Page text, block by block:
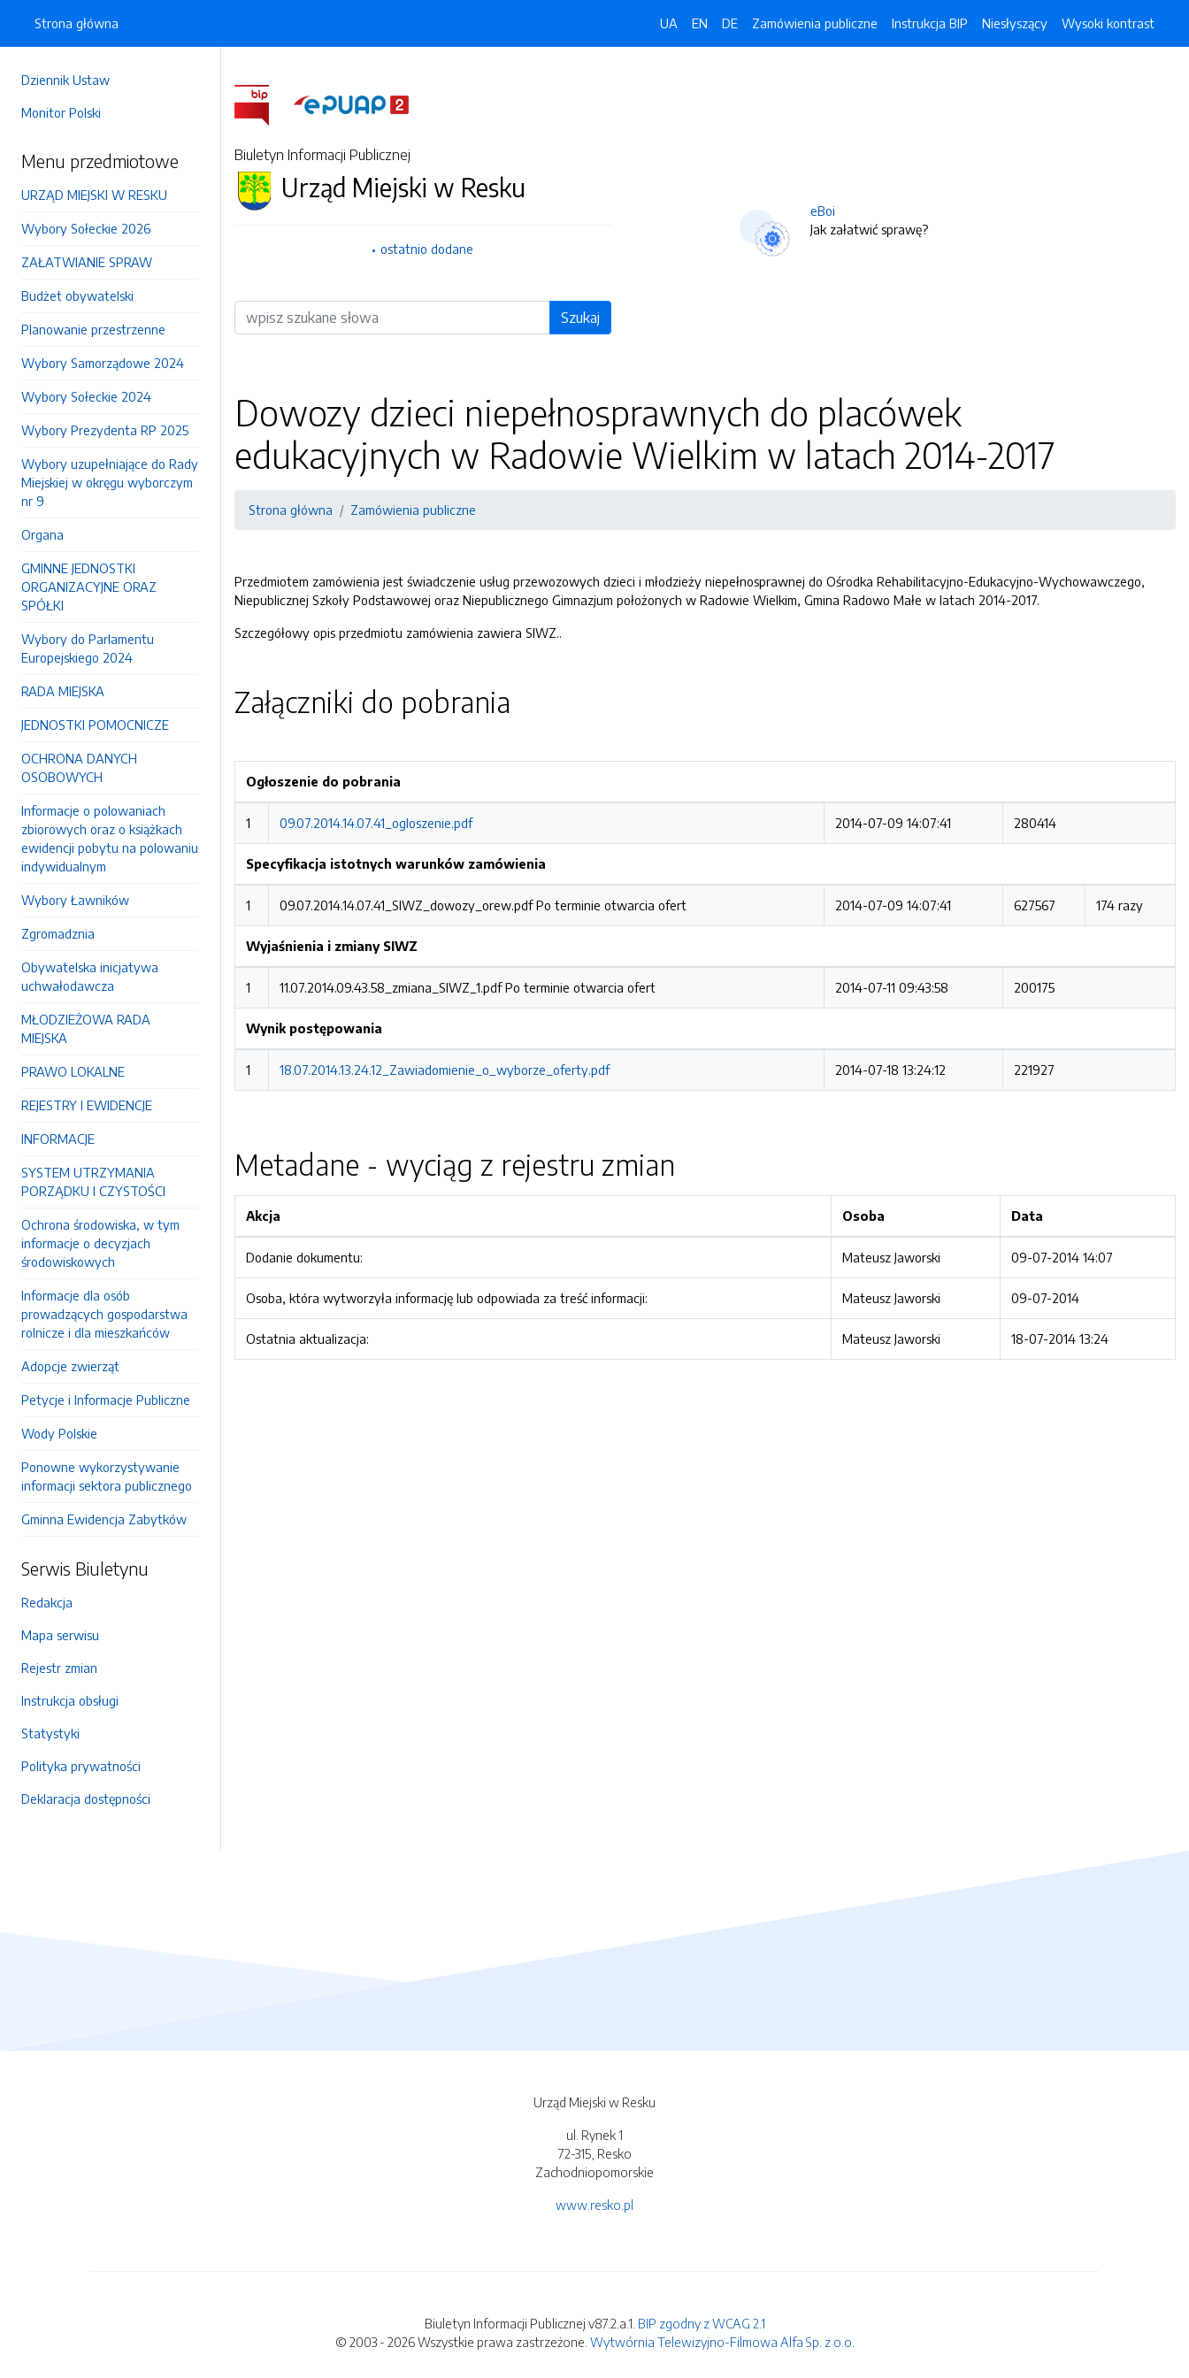
Dziennik Ustaw
Monitor Polski
Menu przedmiotowe
URZĄD MIEJSKI W RESKU
Wybory Sołeckie 2026
ZAŁATWIANIE SPRAW
Budżet obywatelski
Planowanie przestrzenne
Wybory Samorządowe 2024
Wybory Sołeckie 2024
Wybory Prezydenta RP 2025
Wybory uzupełniające do Rady
Miejskiej w okręgu wyborczym
nr 9
Organa
GMINNE JEDNOSTKI
ORGANIZACYJNE ORAZ
SPÓŁKI
Wybory do Parlamentu
Europejskiego 2024
RADA MIEJSKA
JEDNOSTKI POMOCNICZE
OCHRONA DANYCH
OSOBOWYCH
Informacje o polowaniach
zbiorowych oraz o książkach
ewidencji pobytu na polowaniu
indywidualnym
Wybory Ławników
Zgromadznia
Obywatelska inicjatywa
uchwałodawcza
MŁODZIEŻOWA RADA
MIEJSKA
PRAWO LOKALNE
REJESTRY I EWIDENCJE
INFORMACJE
SYSTEM UTRZYMANIA
PORZĄDKU I CZYSTOŚCI
Ochrona środowiska, w tym
informacje o decyzjach
środowiskowych
Informacje dla osób
prowadzących gospodarstwa
rolnicze i dla mieszkańców
Adopcje zwierząt
Petycje i Informacje Publiczne
Wody Polskie
Ponowne wykorzystywanie
informacji sektora publicznego
Gminna Ewidencja Zabytków
Serwis Biuletynu
Redakcja
Mapa serwisu
Rejestr zmian
Instrukcja obsługi
Statystyki
Polityka prywatności
Deklaracja dostępności
Strona główna UA EN DE Zamówienia publiczne Instrukcja BIP Niesłyszący Wysoki kontrast
Biuletyn Informacji Publicznej
Urząd Miejski w Resku
ostatnio dodane
Wyszukiwarka Szukaj
eBoi
Jak załatwić sprawę?
Dowozy dzieci niepełnosprawnych do placówek
edukacyjnych w Radowie Wielkim w latach 2014-2017
Strona główna Zamówienia publiczne
Przedmiotem zamówienia jest świadczenie usług przewozowych dzieci i młodzieży niepełnosprawnej do Ośrodka Rehabilitacyjno-Edukacyjno-Wychowawczego,
Niepublicznej Szkoły Podstawowej oraz Niepublicznego Gimnazjum położonych w Radowie Wielkim, Gmina Radowo Małe w latach 2014-2017.
Szczegółowy opis przedmiotu zamówienia zawiera SIWZ..
Załączniki do pobrania
Ogłoszenie do pobrania
1 09.07.2014.14.07.41_ogloszenie.pdf 2014-07-09 14:07:41 280414
Specyfikacja istotnych warunków zamówienia
1 09.07.2014.14.07.41_SIWZ_dowozy_orew.pdfPo terminie otwarcia ofert 2014-07-09 14:07:41 627567 174 razy
Wyjaśnienia i zmiany SIWZ
1 11.07.2014.09.43.58_zmiana_SIWZ_1.pdfPo terminie otwarcia ofert 2014-07-11 09:43:58 200175
Wynik postępowania
1 18.07.2014.13.24.12_Zawiadomienie_o_wyborze_oferty.pdf 2014-07-18 13:24:12 221927
Metadane - wyciąg z rejestru zmian
Akcja Osoba Data
Dodanie dokumentu: Mateusz Jaworski 09-07-2014 14:07
Osoba, która wytworzyła informację lub odpowiada za treść informacji: Mateusz Jaworski 09-07-2014
Ostatnia aktualizacja: Mateusz Jaworski 18-07-2014 13:24
Urząd Miejski w Resku
ul. Rynek 1
72-315, Resko
Zachodniopomorskie
www.resko.pl
Biuletyn Informacji Publicznej v87.2.a.1. BIP zgodny z WCAG 2.1
© 2003 - 2026 Wszystkie prawa zastrzeżone. Wytwórnia Telewizyjno-Filmowa Alfa Sp. z o.o.